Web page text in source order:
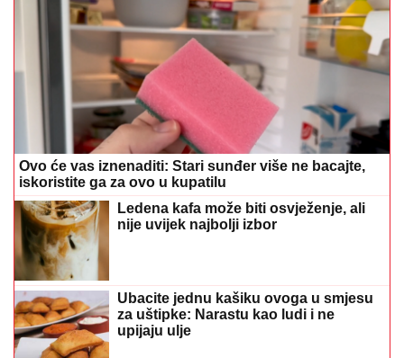
Ovo će vas iznenaditi: Stari sunđer više ne bacajte,
iskoristite ga za ovo u kupatilu
Ledena kafa može biti osvježenje, ali
nije uvijek najbolji izbor
Ubacite jednu kašiku ovoga u smjesu
za uštipke: Narastu kao ludi i ne
upijaju ulje